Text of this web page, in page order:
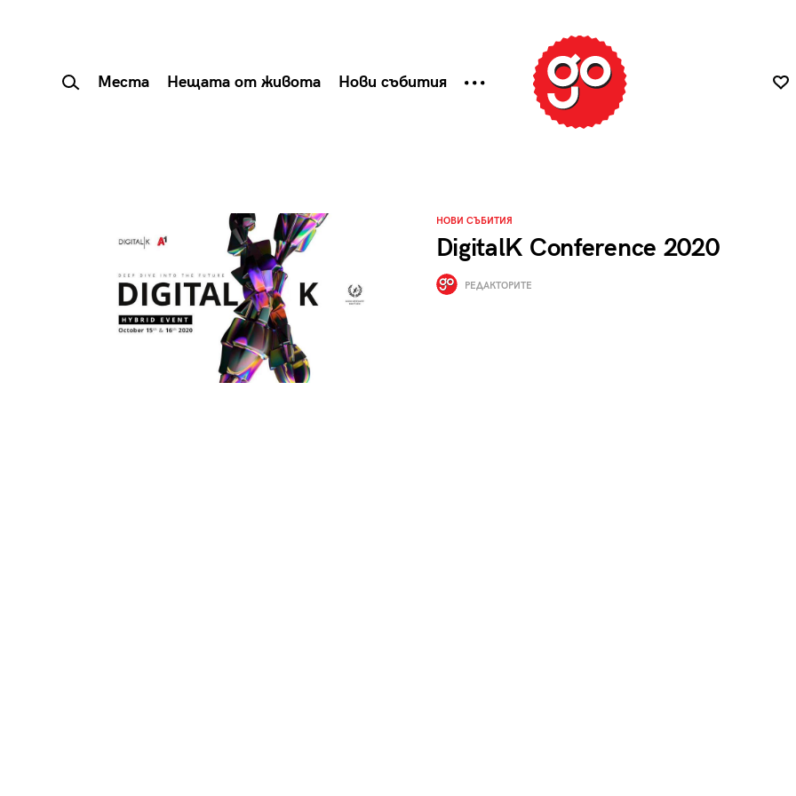
Места Нещата от живота Нови събития
НОВИ СЪБИТИЯ
DigitalK Conference 2020
РЕДАКТОРИТЕ